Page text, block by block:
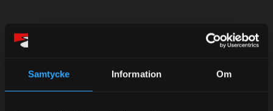
Samtycke Information Om
Semestertider.
Under V.27 - V.33 nås vi enbart på mejl. Ordrar skickas